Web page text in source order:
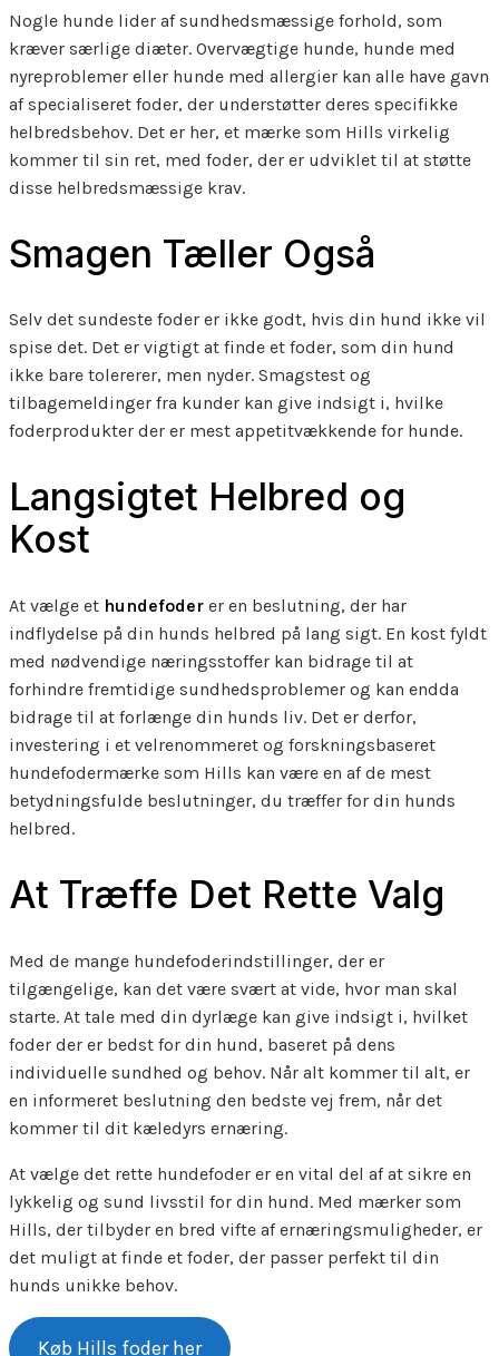
Nogle hunde lider af sundhedsmæssige forhold, som
kræver særlige diæter. Overvægtige hunde, hunde med
nyreproblemer eller hunde med allergier kan alle have gavn
af specialiseret foder, der understøtter deres specifikke
helbredsbehov. Det er her, et mærke som Hills virkelig
kommer til sin ret, med foder, der er udviklet til at støtte
disse helbredsmæssige krav.
Smagen Tæller Også
Selv det sundeste foder er ikke godt, hvis din hund ikke vil
spise det. Det er vigtigt at finde et foder, som din hund
ikke bare tolererer, men nyder. Smagstest og
tilbagemeldinger fra kunder kan give indsigt i, hvilke
foderprodukter der er mest appetitvækkende for hunde.
Langsigtet Helbred og
Kost
At vælge et hundefoder er en beslutning, der har
indflydelse på din hunds helbred på lang sigt. En kost fyldt
med nødvendige næringsstoffer kan bidrage til at
forhindre fremtidige sundhedsproblemer og kan endda
bidrage til at forlænge din hunds liv. Det er derfor,
investering i et velrenommeret og forskningsbaseret
hundefodermærke som Hills kan være en af de mest
betydningsfulde beslutninger, du træffer for din hunds
helbred.
At Træffe Det Rette Valg
Med de mange hundefoderindstillinger, der er
tilgængelige, kan det være svært at vide, hvor man skal
starte. At tale med din dyrlæge kan give indsigt i, hvilket
foder der er bedst for din hund, baseret på dens
individuelle sundhed og behov. Når alt kommer til alt, er
en informeret beslutning den bedste vej frem, når det
kommer til dit kæledyrs ernæring.
At vælge det rette hundefoder er en vital del af at sikre en
lykkelig og sund livsstil for din hund. Med mærker som
Hills, der tilbyder en bred vifte af ernæringsmuligheder, er
det muligt at finde et foder, der passer perfekt til din
hunds unikke behov.
Køb Hills foder her